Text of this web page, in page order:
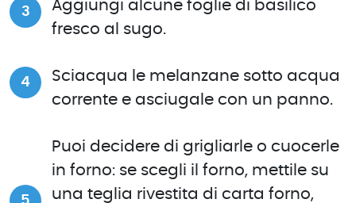
Aggiungi alcune foglie di basilico
fresco al sugo.
Sciacqua le melanzane sotto acqua
corrente e asciugale con un panno.
Puoi decidere di grigliarle o cuocerle
in forno: se scegli il forno, mettile su
una teglia rivestita di carta forno,